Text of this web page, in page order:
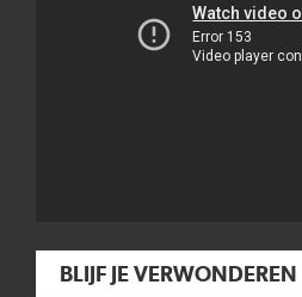
BLIJF JE VERWONDEREN